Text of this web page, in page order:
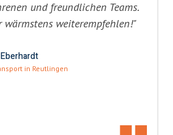
und freundlichen Teams.
weiterempfehlen!"
in Reutlingen